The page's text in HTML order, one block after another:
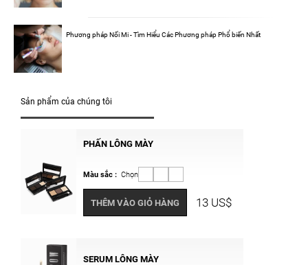
Phương pháp Nối Mi - Tìm Hiểu Các Phương pháp Phổ biến Nhất
Sản phẩm của chúng tôi
PHẤN LÔNG MÀY
Màu sắc : Chọn
THÊM VÀO GIỎ HÀNG 13 US$
SERUM LÔNG MÀY